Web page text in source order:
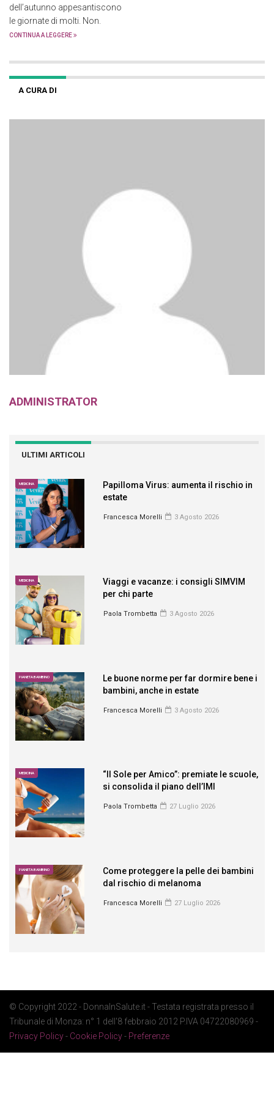
dell’autunno appesantiscono
le giornate di molti. Non.
CONTINUA A LEGGERE
A CURA DI
ADMINISTRATOR
ULTIMI ARTICOLI
MEDICINA
Papilloma Virus: aumenta il rischio in
estate
Francesca Morelli 3 Agosto 2026
MEDICINA
Viaggi e vacanze: i consigli SIMVIM
per chi parte
Paola Trombetta 3 Agosto 2026
PIANETA BAMBINO
Le buone norme per far dormire bene i
bambini, anche in estate
Francesca Morelli 3 Agosto 2026
MEDICINA
“Il Sole per Amico”: premiate le scuole,
si consolida il piano dell’IMI
Paola Trombetta 27 Luglio 2026
PIANETA BAMBINO
Come proteggere la pelle dei bambini
dal rischio di melanoma
Francesca Morelli 27 Luglio 2026
© Copyright 2022 - DonnaInSalute.it - Testata registrata presso il
Tribunale di Monza: n° 1 dell'8 febbraio 2012 P.IVA 04722080969 -
Privacy Policy- Cookie Policy- Preferenze